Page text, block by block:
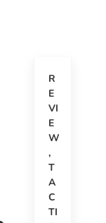
R
E
VI
E
W
,
T
A
C
TI